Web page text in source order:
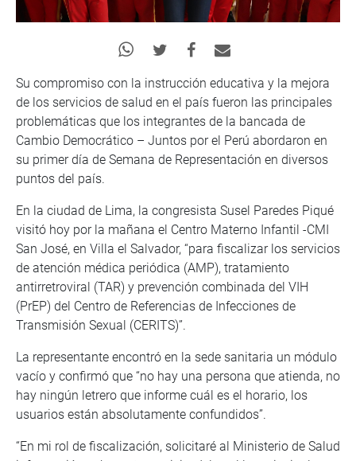
Su compromiso con la instrucción educativa y la mejora
de los servicios de salud en el país fueron las principales
problemáticas que los integrantes de la bancada de
Cambio Democrático – Juntos por el Perú abordaron en
su primer día de Semana de Representación en diversos
puntos del país.
En la ciudad de Lima, la congresista Susel Paredes Piqué
visitó hoy por la mañana el Centro Materno Infantil -CMI
San José, en Villa el Salvador, “para fiscalizar los servicios
de atención médica periódica (AMP), tratamiento
antirretroviral (TAR) y prevención combinada del VIH
(PrEP) del Centro de Referencias de Infecciones de
Transmisión Sexual (CERITS)”.
La representante encontró en la sede sanitaria un módulo
vacío y confirmó que “no hay una persona que atienda, no
hay ningún letrero que informe cuál es el horario, los
usuarios están absolutamente confundidos”.
“En mi rol de fiscalización, solicitaré al Ministerio de Salud